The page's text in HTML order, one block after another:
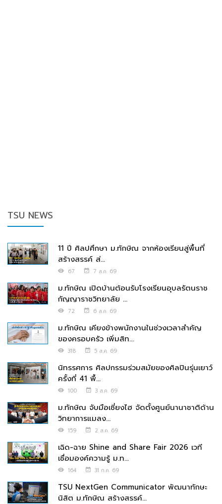
TSU NEWS
11 ปี ศิลปศึกษา ม.ทักษิณ จากห้องเรียนสู่พื้นที่
สร้างสรรค์ ส่...
67 7 ส.ค. 69
ม.ทักษิณ เปิดบ้านต้อนรับโรงเรียนอุบลรัตนราช
กัญญาราชวิทยาลัย ...
72 6 ส.ค. 69
ม.ทักษิณ เคียงข้างพนักงานในช่วงเวลาสำคัญ
ของครอบครัว เพิ่มสิท...
318 5 ส.ค. 69
นิทรรศการ ศิลปกรรมร่วมสมัยของศิลปินรุ่นเยาว์
ครั้งที่ 41 พื้...
100 3 ส.ค. 69
ม.ทักษิณ จับมือเซี่ยงไฮ จัดตั้งศูนย์นานาชาติด้าน
วิทยาการแมลง...
159 2 ส.ค. 69
เฉิด-ฉาย Shine and Share Fair 2026 เวที
เชื่อมองค์ความรู้ ม.ท...
164 31 ก.ค. 69
TSU NextGen Communicator พัฒนาทักษะ
นิสิต ม.ทักษิณ สร้างสรรค์...